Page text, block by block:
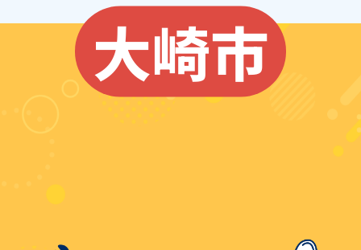
大崎市